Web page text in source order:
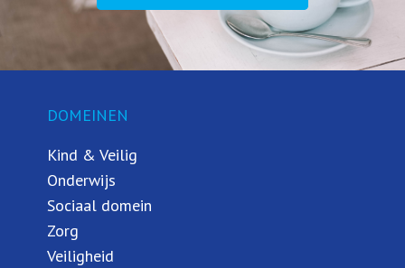
DOMEINEN
Kind & Veilig
Onderwijs
Sociaal domein
Zorg
Veiligheid